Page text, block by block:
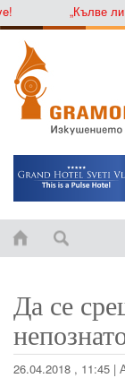
„Кълве ли?“
Да се
26.04.2018 , 11:45 |